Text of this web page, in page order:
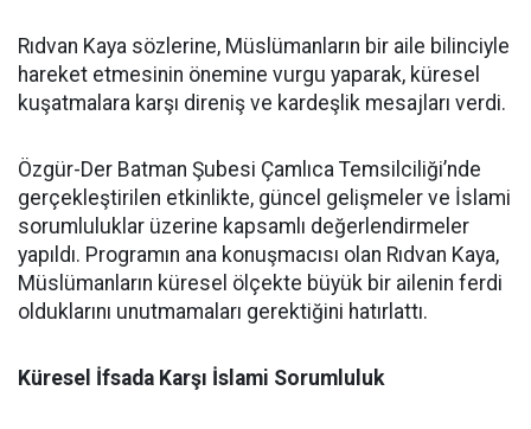
Rıdvan Kaya sözlerine, Müslümanların bir aile bilinciyle
hareket etmesinin önemine vurgu yaparak, küresel
kuşatmalara karşı direniş ve kardeşlik mesajları verdi.
Özgür-Der Batman Şubesi Çamlıca Temsilciliği’nde
gerçekleştirilen etkinlikte, güncel gelişmeler ve İslami
sorumluluklar üzerine kapsamlı değerlendirmeler
yapıldı. Programın ana konuşmacısı olan Rıdvan Kaya,
Müslümanların küresel ölçekte büyük bir ailenin ferdi
olduklarını unutmamaları gerektiğini hatırlattı.
Küresel İfsada Karşı İslami Sorumluluk